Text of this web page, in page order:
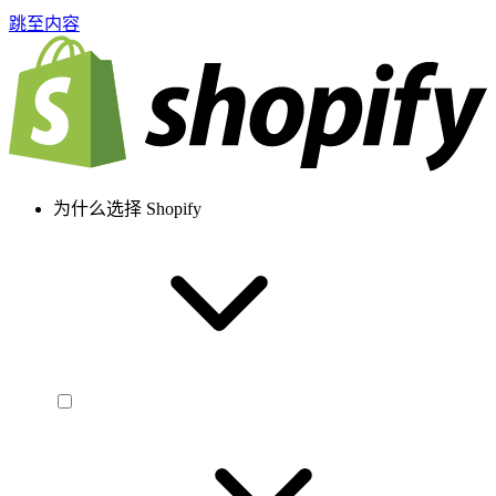
跳至内容
为什么选择 Shopify